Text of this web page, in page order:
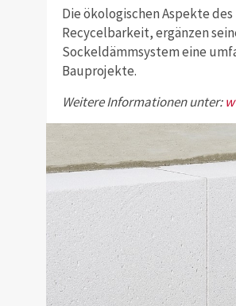
Die ökologischen Aspekte
Recycelbarkeit, ergänzen
Sockeldämmsystem eine
Bauprojekte.
Weitere Informationen unter: